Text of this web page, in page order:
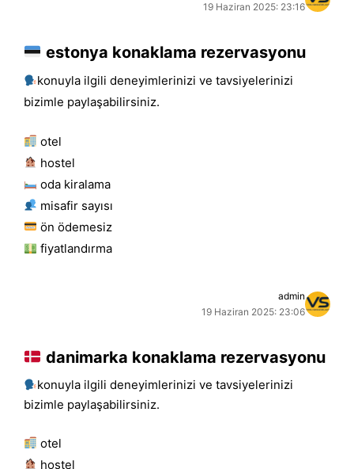
19 Haziran 2025: 23:16
estonya konaklama rezervasyonu
konuyla ilgili deneyimlerinizi ve tavsiyelerinizi
bizimle paylaşabilirsiniz.
otel
hostel
oda kiralama
misafir sayısı
ön ödemesiz
fiyatlandırma
admin
19 Haziran 2025: 23:06
danimarka konaklama rezervasyonu
konuyla ilgili deneyimlerinizi ve tavsiyelerinizi
bizimle paylaşabilirsiniz.
otel
hostel